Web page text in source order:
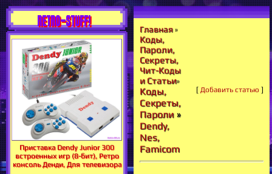
RETRO-STUFF!
Приставка Dendy Junior 300
встроенных игр (8-бит), Ретро
консоль Денди, Для телевизора
Главная »
Коды,
Пароли,
Секреты,
Чит-Коды
и Статьи»
Коды,
Секреты,
Пароли »
Dendy,
Nes,
Famicom
[ Добавить статью ]